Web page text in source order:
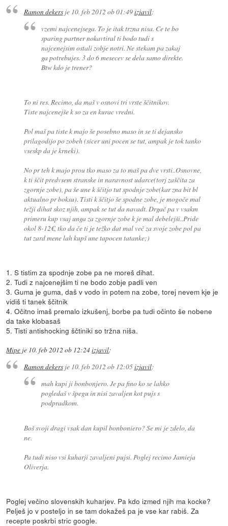
Ramon dekersje 10. feb 2012 ob 01:49izjavil:
vzemi najcenejsega. To je itak trzna nisa. Ce te bo
sparing partner nokavtiral ti bodo tudi s
najcenejsim ostali zobje notri. Ne stekam pa zakaj
ga potrebujes. 3 do 6 mesecev se dela samo direkte.
Btw kdo je trener?
To ni res. Recimo, da maš v osnovi tri vrste ščitnikov.
Tiste najcenejše k so za en kurac vredni.
Pol maš pa tiste k majo še posebno maso in se ti dejansko
prilagodijo po zobeh (sicer uni pocen se tut, ampak je tok tanko
vseskp da je krneki).
No pr teh k majo prou tko maso za to maš pa dve vrsti..Osnovne,
k ti ščit predvsem stranske in naravnost udarce(torj zaščita za
zgornje zobe), pa še une k ščitjo tut spodnje zobe(kar zna bit bl
aktualno pr boksu). Tisti k ščitjo še spodne zobe, je mogoče mal
težji dihat skoz njih, ampak se tut da navadt. Drgač pa v vsakm
primeru kup vsaj unga za zgornje zobe k je mal debelejši..Pride
okol 8-12€, tko da če ti je težko dat mal več za svoje zobe pol pa
tut zard mene lah kupš une tapocen tatanke;)
1. S tistim za spodnje zobe pa ne moreš dihat.
2. Tudi z najcenejšim ti ne bodo zobje padli ven
3. Guma je guma, daš v vodo in potem na zobe, torej nevem kje je
vidiš ti tanek ščitnik
4. Očitno imaš premalo izkušenj, borbe pa tudi očinto še nobene
da take klobasaš
5. Tisti antishocking ščtiniki so tržna niša.
Mipe je 10. feb 2012 ob 12:24izjavil:
Ramon dekersje 10. feb 2012 ob 12:05izjavil:
mah kupi ji bonbonjero. Je pa fino ko se lahko
pogledaš v špegu in nisi zavaljen kot pujs s
podpradkom.
Boš svoji dragi vsak dan kupil bonboniero? Se mi je zdelo, da
ne.
Pa tudi niso vsi kuharji zavaljeni pujsi. Poglej recimo Jamieja
Oliverja.
Poglej večino slovenskih kuharjev. Pa kdo izmed njih ma kocke?
Pelješ jo v posteljo in se tam dokažeš pa je vse kar rabiš. Za
recepte poskrbi stric google.